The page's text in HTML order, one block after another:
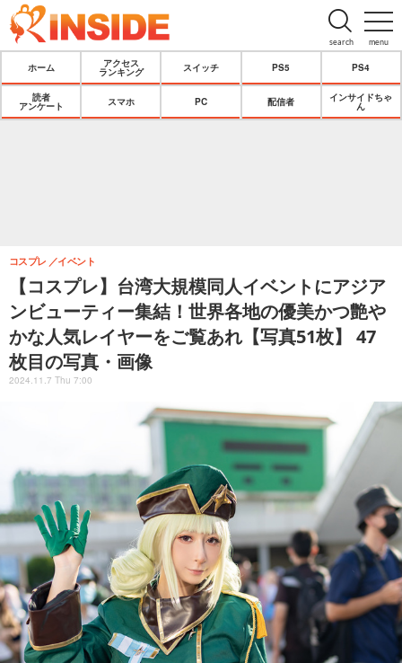
menu
search
ホーム
アクセス
ランキング
スイッチ PS5 PS4
読者
アンケート
スマホ PC 配信者
インサイドちゃ
ん
【コスプレ】台湾大規模同人イベントにアジア
ンビューティー集結！世界各地の優美かつ艶や
かな人気レイヤーをご覧あれ【写真51枚】 47
枚目の写真・画像
コスプレ イベント
2024.11.7 Thu 7:00